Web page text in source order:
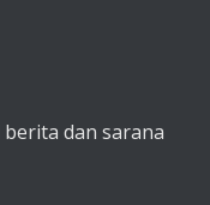
berita dan sarana